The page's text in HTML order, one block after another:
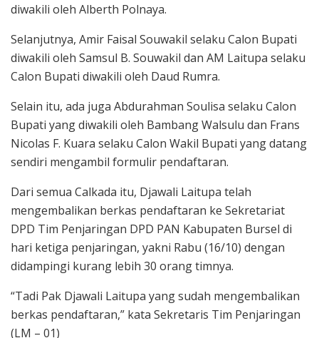
diwakili oleh Alberth Polnaya.
Selanjutnya, Amir Faisal Souwakil selaku Calon Bupati
diwakili oleh Samsul B. Souwakil dan AM Laitupa selaku
Calon Bupati diwakili oleh Daud Rumra.
Selain itu, ada juga Abdurahman Soulisa selaku Calon
Bupati yang diwakili oleh Bambang Walsulu dan Frans
Nicolas F. Kuara selaku Calon Wakil Bupati yang datang
sendiri mengambil formulir pendaftaran.
Dari semua Calkada itu, Djawali Laitupa telah
mengembalikan berkas pendaftaran ke Sekretariat
DPD Tim Penjaringan DPD PAN Kabupaten Bursel di
hari ketiga penjaringan, yakni Rabu (16/10) dengan
didampingi kurang lebih 30 orang timnya.
“Tadi Pak Djawali Laitupa yang sudah mengembalikan
berkas pendaftaran,” kata Sekretaris Tim Penjaringan
(LM – 01)